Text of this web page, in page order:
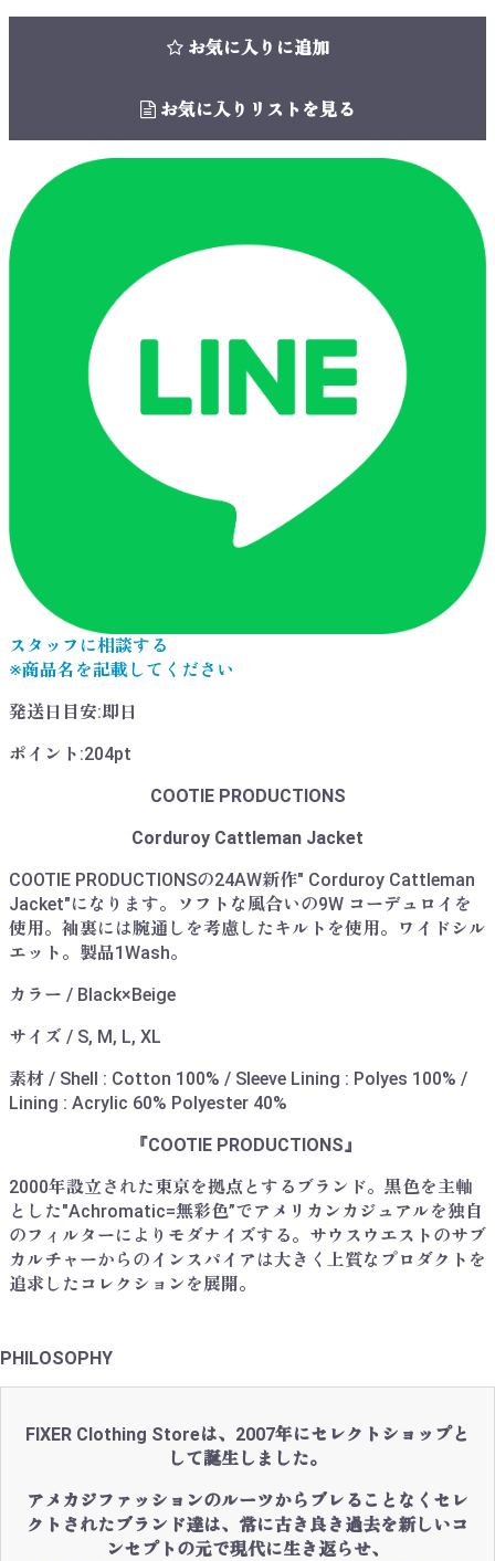
お気に入りに追加
お気に入りリストを見る
スタッフに相談する
※商品名を記載してください
発送日目安:即日
ポイント :204pt
COOTIE PRODUCTIONS
Corduroy Cattleman Jacket
COOTIE PRODUCTIONSの24AW新作" Corduroy Cattleman
Jacket"になります。ソフトな風合いの9W コーデュロイを
使用。袖裏には腕通しを考慮したキルトを使用。ワイドシル
エット。製品1Wash。
カラー / Black×Beige
サイズ / S, M, L, XL
素材 / Shell : Cotton 100% / Sleeve Lining : Polyes 100% /
Lining : Acrylic 60% Polyester 40%
『COOTIE PRODUCTIONS』
2000年設立された東京を拠点とするブランド。黒色を主軸
とした"Achromatic=無彩色”でアメリカンカジュアルを独自
のフィルターによりモダナイズする。サウスウエストのサブ
カルチャーからのインスパイアは大きく上質なプロダクトを
追求したコレクションを展開。
PHILOSOPHY
FIXER Clothing Storeは、2007年にセレクトショップと
して誕生しました。
アメカジファッションのルーツからブレることなくセレ
クトされたブランド達は、常に古き良き過去を新しいコ
ンセプトの元で現代に生き返らせ、